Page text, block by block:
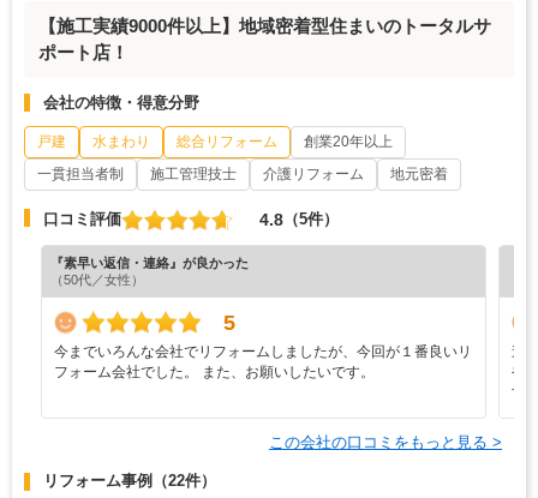
【施工実績9000件以上】地域密着型住まいのトータルサ
ポート店！
会社の特徴・得意分野
戸建 水まわり 総合リフォーム
創業20年以上
一貫担当者制
施工管理技士 介護リフォーム 地元密着
口コミ評価 4.8 （5件）
『素早い返信・連絡』が良かった
（50代／女性）
5
今までいろんな会社でリフォームしましたが、今回が１番良いリ
フォーム会社でした。 また、お願いしたいです。
途
や
す
この会社の口コミをもっと見る >
リフォーム事例 （22件）